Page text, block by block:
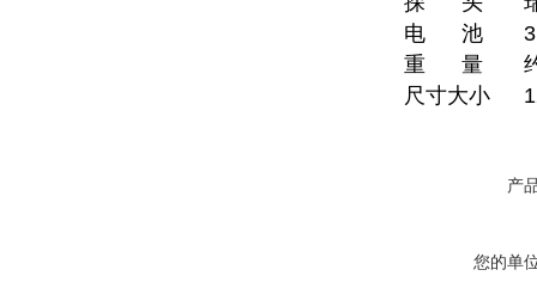
电 池
重 量
尺寸大小
产
您的单